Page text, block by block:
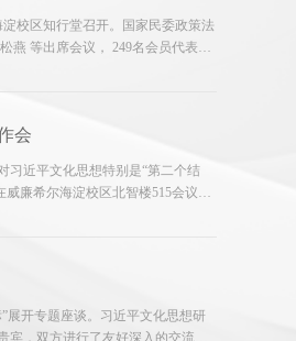
校区知行堂召开。国家民委政策法
等出席会议， 249名会员代表线
会
近平文化思想特别是“第二个结
廉希尔海淀校区北智楼515会议室
展开专题座谈。习近平文化思想研
，双方进行了友好深入的交流研